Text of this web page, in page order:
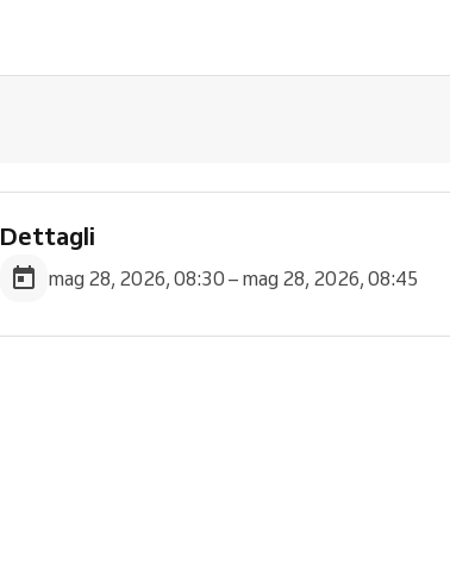
Dettagli
mag 28, 2026, 08:30 – mag 28, 2026, 08:45